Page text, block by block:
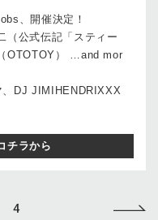
、開催決定！
（公式伝記「スティー
OTOTOY） …and mor
、DJ JIMIHENDRIXXX
チラから
4